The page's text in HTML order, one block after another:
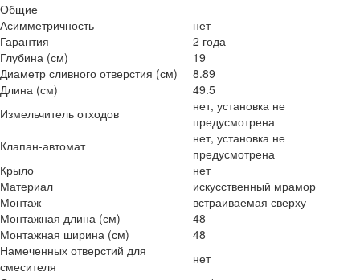
Общие
Асимметричность
нет
Гарантия
2 года
Глубина (см)
19
Диаметр сливного отверстия (см)
8.89
Длина (см)
49.5
Измельчитель отходов
нет, установка не
предусмотрена
Клапан-автомат
нет, установка не
предусмотрена
Крыло
нет
Материал
искусственный мрамор
Монтаж
встраиваемая сверху
Монтажная длина (см)
48
Монтажная ширина (см)
48
Намеченных отверстий для
смесителя
нет